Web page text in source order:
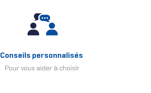
Conseils personnalisés
Pour vous aider à choisir